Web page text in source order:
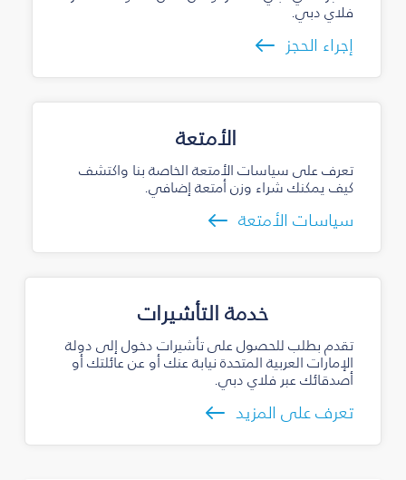
فلاي دبي.
إجراء الحجز
الأمتعة
تعرف على سياسات الأمتعة الخاصة بنا واكتشف
كيف يمكنك شراء وزن أمتعة إضافي.
سياسات الأمتعة
خدمة التأشيرات
تقدم بطلب للحصول على تأشيرات دخول إلى دولة
الإمارات العربية المتحدة نيابة عنك أو عن عائلتك أو
أصدقائك عبر فلاي دبي.
تعرف على المزيد